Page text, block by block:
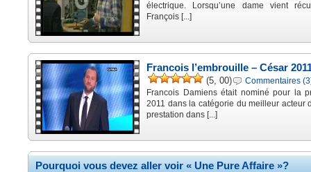
électrique. Lorsqu’une dame vient
François [...]
Francois l’embrouille – César
(5, 00)
Commentaires
Francois Damiens était nominé pour la
2011 dans la catégorie du meilleur acteur
prestation dans [...]
Pourquoi vous devez aller voir « Une Pure Affaire »?